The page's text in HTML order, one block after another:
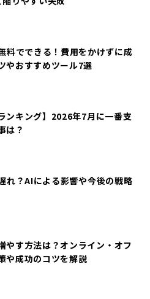
料でできる！費用をかけずに成
やおすすめツール7選
ンキング】2026年7月に一番支
は？
れ？AIによる影響や今後の戦略
やす方法は？オンライン・オフ
や成功のコツを解説